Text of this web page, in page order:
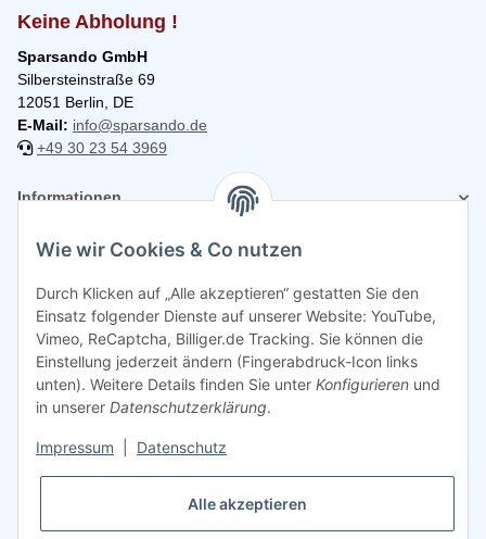
Keine Abholung !
Sparsando GmbH
Silbersteinstraße 69
12051 Berlin, DE
E-Mail: info@sparsando.de
+49 30 23 54 3969
Informationen
Rechtliches
Wie wir Cookies & Co nutzen
Durch Klicken auf „Alle akzeptieren“ gestatten Sie den
Einsatz folgender Dienste auf unserer Website: YouTube,
Vimeo, ReCaptcha, Billiger.de Tracking. Sie können die
Einstellung jederzeit ändern (Fingerabdruck-Icon links
unten). Weitere Details finden Sie unter Konfigurieren und
in unserer Datenschutzerklärung.
Impressum Datenschutz
Alle akzeptieren